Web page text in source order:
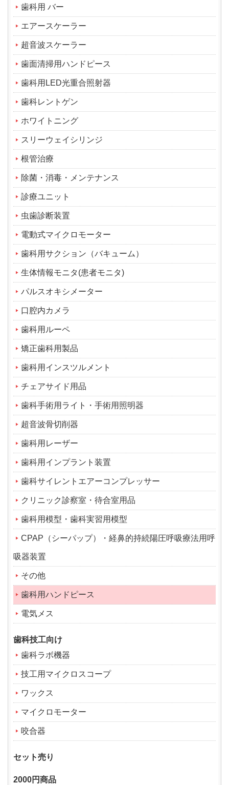
歯科用 バー
エアースケーラー
超音波スケーラー
歯面清掃用ハンドピース
歯科用LED光重合照射器
歯科レントゲン
ホワイトニング
スリーウェイシリンジ
根管治療
除菌・消毒・メンテナンス
診療ユニット
虫歯診断装置
電動式マイクロモーター
歯科用サクション（バキューム）
生体情報モニタ(患者モニタ)
パルスオキシメーター
口腔内カメラ
歯科用ルーペ
矯正歯科用製品
歯科用インスツルメント
チェアサイド用品
歯科手術用ライト・手術用照明器
超音波骨切削器
歯科用レーザー
歯科用インプラント装置
歯科サイレントエアーコンプレッサー
クリニック診察室・待合室用品
歯科用模型・歯科実習用模型
CPAP（シーパップ）・経鼻的持続陽圧呼吸療法用呼
吸器装置
その他
歯科用ハンドピース
電気メス
歯科技工向け
歯科ラボ機器
技工用マイクロスコープ
ワックス
マイクロモーター
咬合器
セット売り
2000円商品